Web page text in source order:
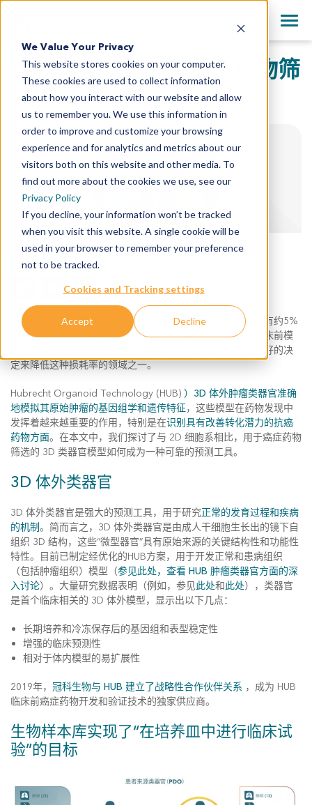
We Value Your Privacy
This website stores cookies on your computer.
These cookies are used to collect information
about how you interact with our website and allow
us to remember you. We use this information in
order to improve and customize your browsing
experience and for analytics and metrics about our
visitors both on this website and other media. To
find out more about the cookies we use, see our
Privacy Policy
If you decline, your information won’t be tracked
when you visit this website. A single cookie will be
used in your browser to remember your preference
not to be tracked.
Cookies and Tracking settings
Accept Decline
English
日本語
简体中文
All Contact Information
类器官技术：一种用于药物筛
选的可靠工具
Sumithra Urs,2023年1月11日
众所周知，抗癌药物的 药物损耗率非常高。事实上，最终仅有约5%
的临床前开发的化合物获批用于临床。对更多临床相关的临床前模
型的需求，已被确定为可通过在选择药物进入临床时做出更好的决
定来降低这种损耗率的领域之一。
Hubrecht Organoid Technology (HUB) ）3D 体外肿瘤类器官准确
地模拟其原始肿瘤的基因组学和遗传特征，这些模型在药物发现中
发挥着越来越重要的作用，特别是在识别具有改善转化潜力的抗癌
药物方面。在本文中，我们探讨了与 2D 细胞系相比，用于癌症药物
筛选的 3D 类器官模型如何成为一种可靠的预测工具。
3D 体外类器官
3D 体外类器官是强大的预测工具，用于研究正常的发育过程和疾病
的机制。简而言之，3D 体外类器官是由成人干细胞生长出的镜下自
组织 3D 结构，这些“微型器官”具有原始来源的关键结构性和功能性
特性。目前已制定经优化的HUB方案，用于开发正常和患病组织
（包括肿瘤组织）模型（参见此处，查看 HUB 肿瘤类器官方面的深
入讨论）。大量研究数据表明（例如，参见此处和此处），类器官
是首个临床相关的 3D 体外模型，显示出以下几点：
长期培养和冷冻保存后的基因组和表型稳定性
增强的临床预测性
相对于体内模型的易扩展性
2019年， 冠科生物与 HUB 建立了战略性合作伙伴关系 ，成为 HUB
临床前癌症药物开发和验证技术的独家供应商。
生物样本库实现了“在培养皿中进行临床试
验”的目标